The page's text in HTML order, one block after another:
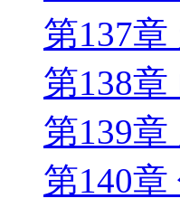
第137
第138章
第139
第140